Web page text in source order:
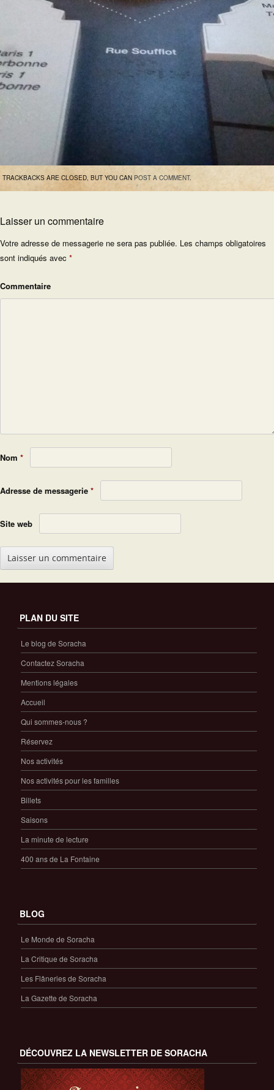
TRACKBACKS ARE CLOSED, BUT YOU CAN POST A COMMENT.
Laisser un commentaire
Votre adresse de messagerie ne sera pas publiée. Les champs obligatoires
sont indiqués avec *
Commentaire
Nom *
Adresse de messagerie *
Site web
PLAN DU SITE
Le blog de Soracha
Contactez Soracha
Mentions légales
Accueil
Qui sommes-nous ?
Réservez
Nos activités
Nos activités pour les familles
Billets
Saisons
La minute de lecture
400 ans de La Fontaine
BLOG
Le Monde de Soracha
La Critique de Soracha
Les Flâneries de Soracha
La Gazette de Soracha
DÉCOUVREZ LA NEWSLETTER DE SORACHA